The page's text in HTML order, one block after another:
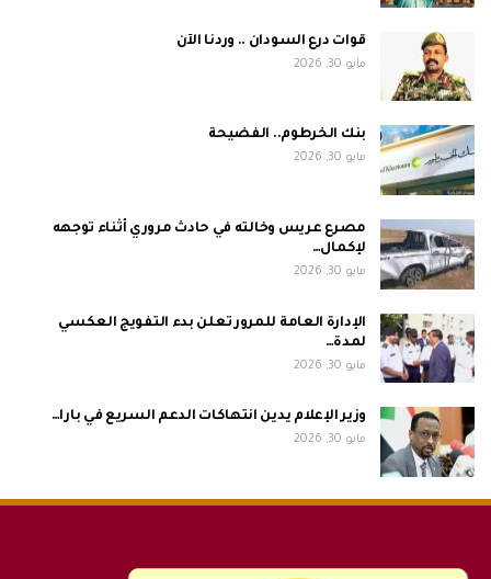
قوات درع السودان .. وردنا الآن
مايو 30, 2026
بنك الخرطوم.. الفضيحة
مايو 30, 2026
مصرع عريس وخالته في حادث مروري أثناء توجهه
لإكمال…
مايو 30, 2026
الإدارة العامة للمرور تعلن بدء التفويج العكسي
لمدة…
مايو 30, 2026
وزير الإعلام يدين انتهاكات الدعم السريع في بارا…
مايو 30, 2026